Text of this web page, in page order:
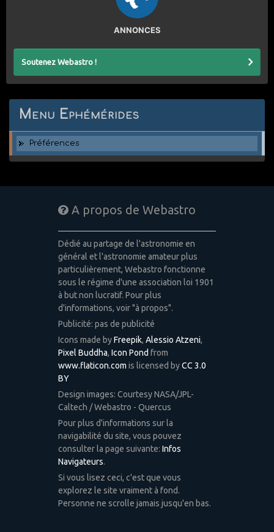
ANNONCES
Soutenez Webastro !
Menu Ephémérides
Préférences
A propos de Webastro
Dédié au partage de l'astronomie en
général et l'astronomie amateur plus
particulièrement, Webastro fonctionne
sous le régime d'une association loi 1901
à but non lucratif. Pour plus
d'informations, voir "à propos".
Publicité: pas de publicité
Icons made byFreepik, Alessio Atzeni,
Pixel Buddha, Icon Pond from
www.flaticon.com is licensed byCC 3.0
BY
Design images: Courtesy NASA/JPL-
Caltech / Webastro - Quercus
Pour plus d'informations sur la
navigabilité du site, vous pouvez
consulter la page suivante: Infos
Navigateurs.
Si vous lisez ceci, c'est que vous
explorez le site vraiment à fond.
Personne ne scrolle jamais jusqu'en bas.